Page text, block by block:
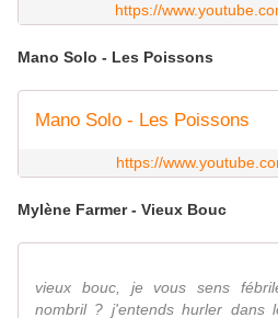
https://
Mano Solo - Les Poissons
Mano Solo - Les Poissons
https://
Mylène Farmer - Vieux Bouc
vieux bouc, je vous sens
nombril ? j'entends hurler dans